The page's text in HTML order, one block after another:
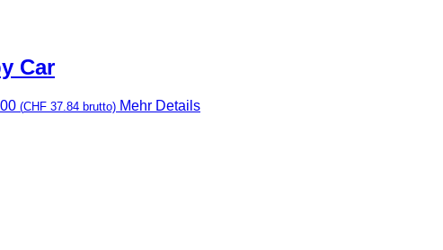
Car
(CHF 37.84 brutto) Mehr Details